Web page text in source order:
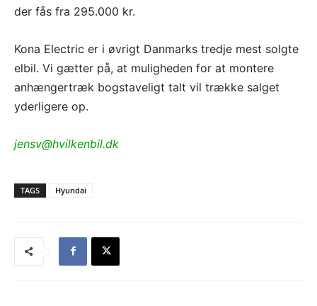
der fås fra 295.000 kr.
Kona Electric er i øvrigt Danmarks tredje mest solgte
elbil. Vi gætter på, at muligheden for at montere
anhængertræk bogstaveligt talt vil trække salget
yderligere op.
jensv@hvilkenbil.dk
TAGS Hyundai